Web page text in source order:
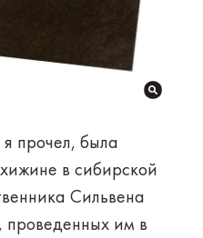
прочел, была
в сибирской
Сильвена
проведенных им в